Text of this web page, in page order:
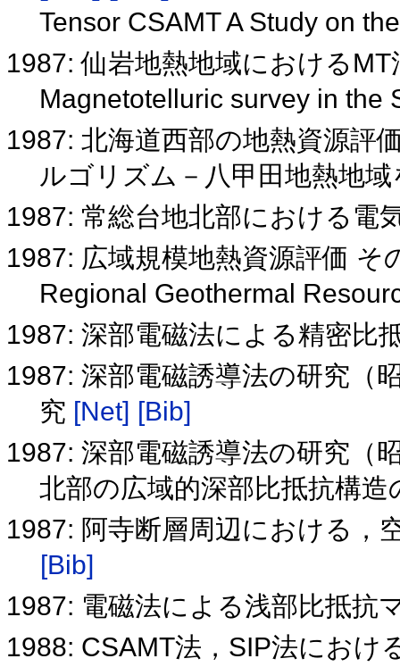
Tensor CSAMT A Study on
1987: 仙岩地熱地域における
Magnetotelluric survey in
1987: 北海道西部の地熱資源評
ルゴリズム－八甲田地熱地
1987: 常総台地北部における電
1987: 広域規模地熱資源評価 そ
Regional Geothermal
1987: 深部電磁法による精密比
1987: 深部電磁誘導法の研究（
究 [Net] [Bib]
1987: 深部電磁誘導法の研究（
北部の広域的深部比抵抗構
1987: 阿寺断層周辺における，
[Bib]
1987: 電磁法による浅部比抵抗
1988: CSAMT法，SIP法にお